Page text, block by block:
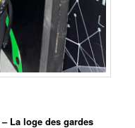
– La loge des gardes